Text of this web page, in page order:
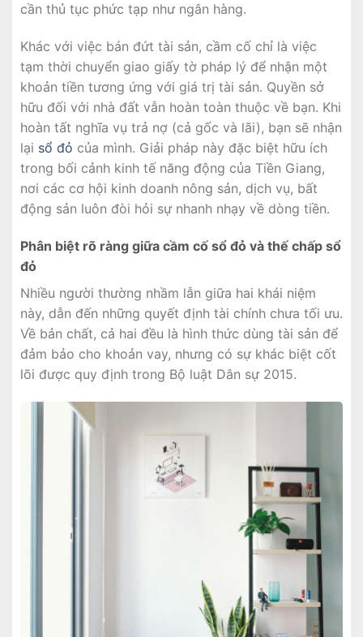
cần thủ tục phức tạp như ngân hàng.
Khác với việc bán đứt tài sản, cầm cố chỉ là việc
tạm thời chuyển giao giấy tờ pháp lý để nhận một
khoản tiền tương ứng với giá trị tài sản. Quyền sở
hữu đối với nhà đất vẫn hoàn toàn thuộc về bạn. Khi
hoàn tất nghĩa vụ trả nợ (cả gốc và lãi), bạn sẽ nhận
lại sổ đỏ của mình. Giải pháp này đặc biệt hữu ích
trong bối cảnh kinh tế năng động của Tiền Giang,
nơi các cơ hội kinh doanh nông sản, dịch vụ, bất
động sản luôn đòi hỏi sự nhanh nhạy về dòng tiền.
Phân biệt rõ ràng giữa cầm cố sổ đỏ và thế chấp sổ
đỏ
Nhiều người thường nhầm lẫn giữa hai khái niệm
này, dẫn đến những quyết định tài chính chưa tối ưu.
Về bản chất, cả hai đều là hình thức dùng tài sản để
đảm bảo cho khoản vay, nhưng có sự khác biệt cốt
lõi được quy định trong Bộ luật Dân sự 2015.